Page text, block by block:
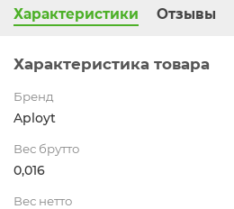
Характеристики Отзывы
Характеристика товара
Бренд
Aployt
Вес брутто
0,016
Вес нетто